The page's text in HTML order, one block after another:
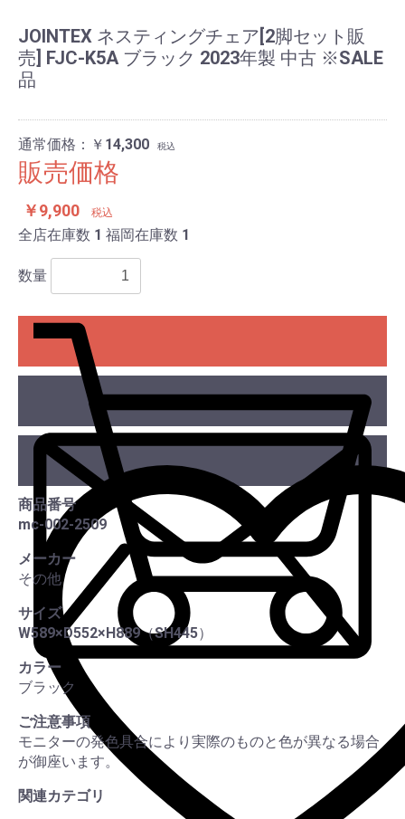
JOINTEX ネスティングチェア[2脚セット販
売] FJC-K5A ブラック 2023年製 中古 ※SALE
品
通常価格：￥14,300 税込
販売価格
￥9,900 税込
全店在庫数 1 福岡在庫数 1
数量
商品番号
mc-002-2509
メーカー
その他
サイズ
W589×D552×H889（SH445）
カラー
ブラック
ご注意事項
モニターの発色具合により実際のものと色が異なる場合
が御座います。
関連カテゴリ